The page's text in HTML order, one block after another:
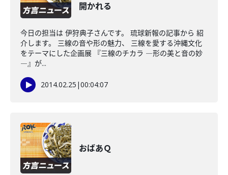
開かれる
今日の担当は 伊狩典子さんです。 琉球新報の記事から 紹
介します。 三線の音や形の魅力、 三線を愛する沖縄文化
をテーマにした企画展 『三線のチカラ ―形の美と音の妙
―』が...
2014.02.25 |00:04:07
おばあＱ